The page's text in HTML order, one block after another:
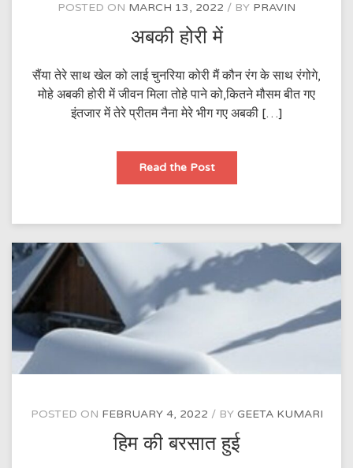
POSTED ON MARCH 13, 2022 BY PRAVIN
अबकी होरी में
सैंया तेरे साथ खेल को लाई चुनरिया कोरी मैं कौन रंग के साथ रंगोगे,
मोहे अबकी होरी में जीवन मिला तोहे पाने को,कितने मौसम बीत गए
इंतजार में तेरे प्रीतम नैना मेरे भीग गए अबकी […]
Read the Postअबकी
में
POSTED ON FEBRUARY 4, 2022 BY GEETA KUMARI
हिम की बरसात हुई